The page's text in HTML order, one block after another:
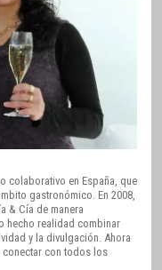
colaborativo en España, que
gastronómico. En 2008,
& Cía de manera
hecho realidad combinar
y la divulgación. Ahora
conectar con todos los